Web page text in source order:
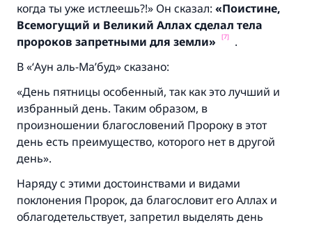
когда ты уже истлеешь?!» Он сказал: «Поистине,
Всемогущий и Великий Аллах сделал тела
пророков запретными для земли»
[7]
.
В «‘Аун аль-Ма’буд» сказано:
«День пятницы особенный, так как это лучший и
избранный день. Таким образом, в
произношении благословений Пророку в этот
день есть преимущество, которого нет в другой
день».
Наряду с этими достоинствами и видами
поклонения Пророк, да благословит его Аллах и
облагодетельствует, запретил выделять день
брак.
Помогите нам предоставить ответы Умме
Посланник Аллаха, мир ему и
«Указавшему на благое (полагается) такая
же награда как и совершившему его»
(МУСЛИМ, № 1893).
Участвуйте сейчас!